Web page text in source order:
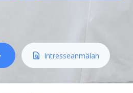
Intresseanmälan